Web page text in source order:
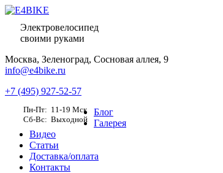
Электровелосипед
своими руками
Москва, Зеленоград, Сосновая аллея, 9
info@e4bike.ru
+7 (495) 927-52-57
Пн-Пт: 11-19 Мск
Сб-Вс: Выходной
Блог
Галерея
Видео
Статьи
Доставка/оплата
Контакты